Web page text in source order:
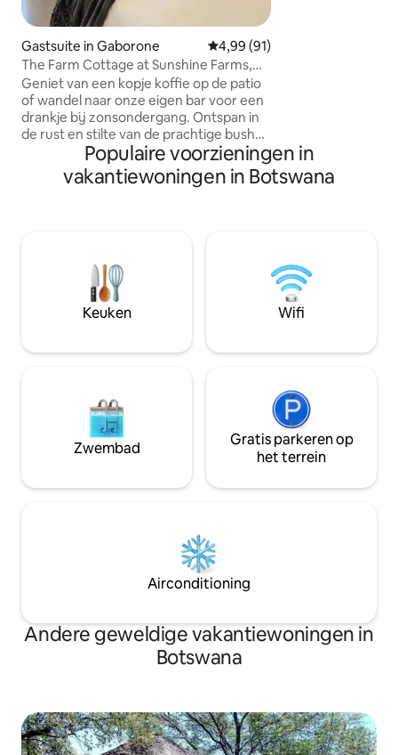
Gastsuite in Gaborone Gemiddelde beoordeling van
4,99 (91)
The Farm Cottage at Sunshine Farms,
vlakbij Mokolodi
Geniet van een kopje koffie op de patio
of wandel naar onze eigen bar voor een
drankje bij zonsondergang. Ontspan in
de rust en stilte van de prachtige bush
op slechts 15 minuten rijden van
Gaborone. Het boerderijhuisje ligt dicht
bij het natuurreservaat Mokolodi, op
een zonneboiler en water uit een
boorput. Kom en geniet van de frisse
lucht, de vogels en de prachtige
nachtelijke hemel. De ideale plek om tot
smart-tv Veilig
iedereen
Populaire voorzieningen in
vakantiewoningen in Botswana
Keuken Wifi
Zwembad
Gratis parkeren op
het terrein
Airconditioning
Andere geweldige vakantiewoningen in
Botswana